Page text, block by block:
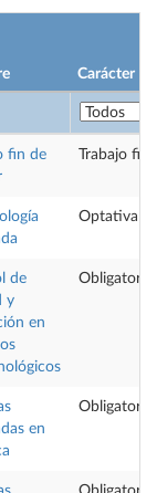
Carácter
fin de
Trabajo
Optativa
de
y
en
Obligatoria
en
Obligatoria